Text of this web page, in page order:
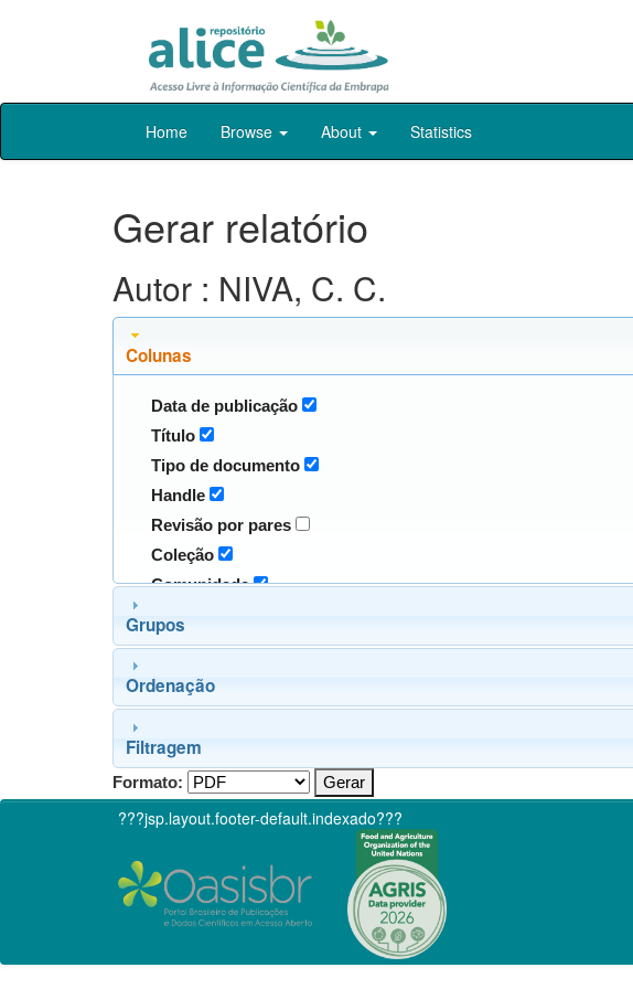
Skip
Home Browse About Statistics
Gerar relatório
Autor : NIVA, C. C.
Colunas
Data de publicação
Título
Tipo de documento
Handle
Revisão por pares
Coleção
Comunidade
Grupos
Ordenação
Filtragem
Formato:
???jsp.layout.footer-default.indexado???